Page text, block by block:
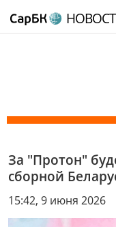
За "Протон"
сборной
15:42, 9 июня 2026